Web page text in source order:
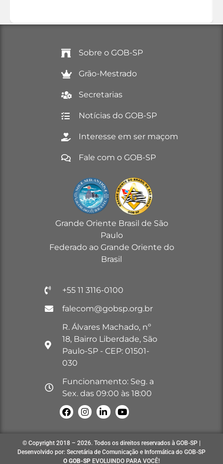
Sobre o GOB-SP
Grão-Mestrado
Secretarias
Notícias do GOB-SP
Interesse em ser maçom
Fale com o GOB-SP
Grande Oriente Brasil de São
Paulo
Federado ao Grande Oriente do
Brasil
+55 11 3116-0100
falecom@gobsp.org.br
R. Álvares Machado, nº
18, Bairro Liberdade, São
Paulo-SP - CEP: 01501-
030
Funcionamento: Seg. a
Sex. das 09:00 às 18:00
© Copyright 2018 – 2026. Todos os direitos reservados à GOB-SP |
Desenvolvido por: Secretária de Comunicação e Informática do GOB-SP
O GOB-SP EVOLUINDO PARA VOCÊ!